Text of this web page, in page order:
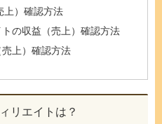
上）確認方法
の収益（売上）確認方法
上）確認方法
リエイトは？